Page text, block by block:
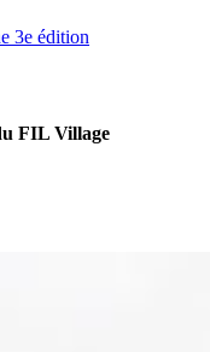
3e édition
FIL Village